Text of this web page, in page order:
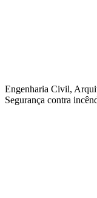
Engenharia Civil,
Segurança contra